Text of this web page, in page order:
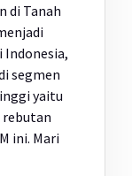
di Tanah
Indonesia,
segmen
yaitu
ini. Mari